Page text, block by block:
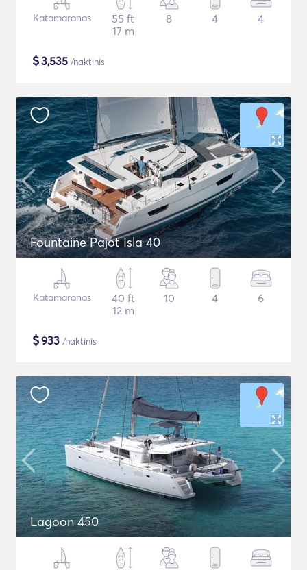
Katamaranas
55 ft
17 m
8 4 4
$3,535 /naktinis
Fountaine Pajot Isla 40
Katamaranas
40 ft
12 m
10 4 6
$933 /naktinis
Lagoon 450